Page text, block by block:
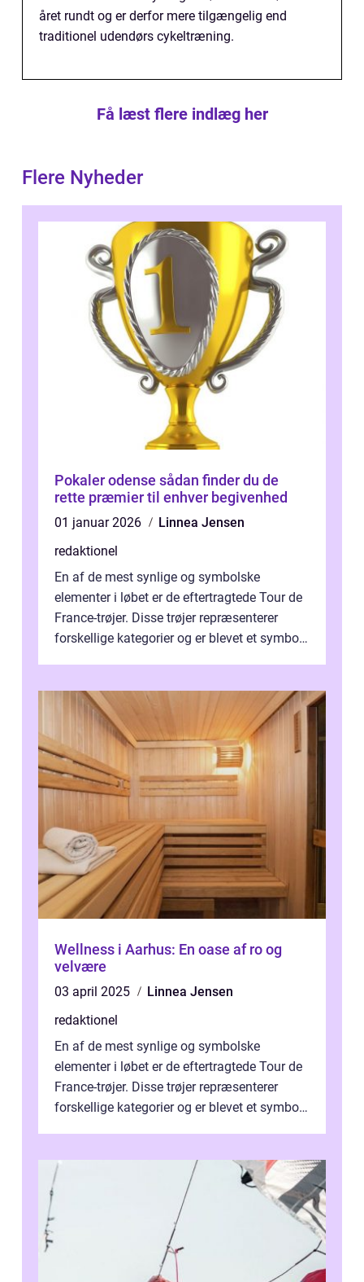
året rundt og er derfor mere tilgængelig end
traditionel udendørs cykeltræning.
Få læst flere indlæg her
Flere Nyheder
Pokaler odense sådan finder du de
rette præmier til enhver begivenhed
01 januar 2026
Linnea Jensen
redaktionel
En af de mest synlige og symbolske
elementer i løbet er de eftertragtede Tour de
France-trøjer. Disse trøjer repræsenterer
forskellige kategorier og er blevet et symbol
Wellness i Aarhus: En oase af ro og
velvære
03 april 2025
Linnea Jensen
redaktionel
En af de mest synlige og symbolske
elementer i løbet er de eftertragtede Tour de
France-trøjer. Disse trøjer repræsenterer
forskellige kategorier og er blevet et symbol